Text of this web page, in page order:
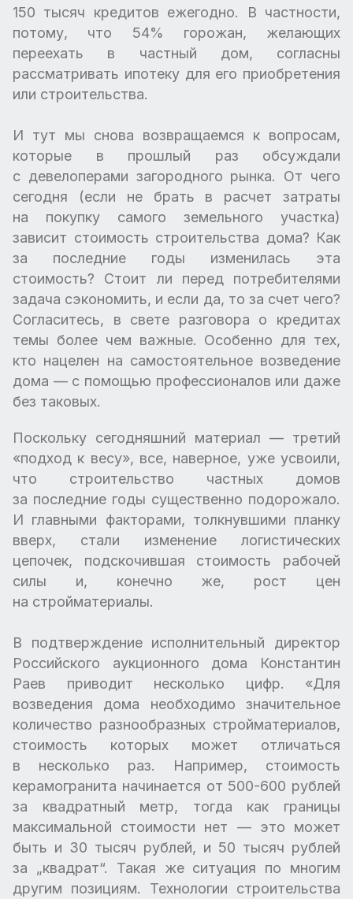
150 тысяч кредитов ежегодно. В частности,
потому, что 54% горожан, желающих
переехать в частный дом, согласны
рассматривать ипотеку для его приобретения
или строительства.
И тут мы снова возвращаемся к вопросам,
которые в прошлый раз обсуждали
с девелоперами загородного рынка. От чего
сегодня (если не брать в расчет затраты
на покупку самого земельного участка)
зависит стоимость строительства дома? Как
за последние годы изменилась эта
стоимость? Стоит ли перед потребителями
задача сэкономить, и если да, то за счет чего?
Согласитесь, в свете разговора о кредитах
темы более чем важные. Особенно для тех,
кто нацелен на самостоятельное возведение
дома — с помощью профессионалов или даже
без таковых.
Поскольку сегодняшний материал — третий
«подход к весу», все, наверное, уже усвоили,
что строительство частных домов
за последние годы существенно подорожало.
И главными факторами, толкнувшими планку
вверх, стали изменение логистических
цепочек, подскочившая стоимость рабочей
силы и, конечно же, рост цен
на стройматериалы.
В подтверждение исполнительный директор
Российского аукционного дома Константин
Раев приводит несколько цифр. «Для
возведения дома необходимо значительное
количество разнообразных стройматериалов,
стоимость которых может отличаться
в несколько раз. Например, стоимость
керамогранита начинается от 500-600 рублей
за квадратный метр, тогда как границы
максимальной стоимости нет — это может
быть и 30 тысяч рублей, и 50 тысяч рублей
за „квадрат“. Такая же ситуация по многим
другим позициям. Технологии строительства